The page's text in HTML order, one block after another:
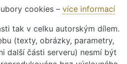
cookies – více informací
tak v celku autorským dílem.
(texty, obrázky, parametry,
další části serveru) nesmí být